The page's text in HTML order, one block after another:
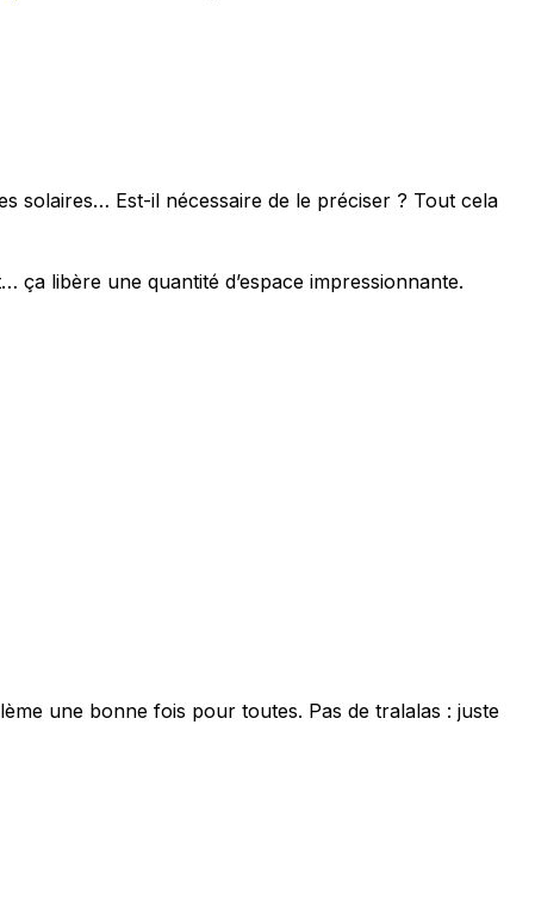
solaires… Est-il nécessaire de le préciser ? Tout cela
ça libère une quantité d’espace impressionnante.
une bonne fois pour toutes. Pas de tralalas : juste